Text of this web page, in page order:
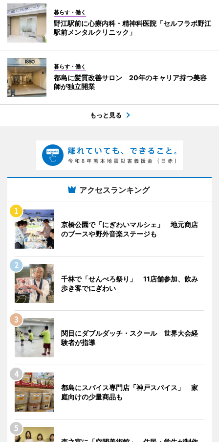
暮らす・働く
野江駅前に心療内科・精神科医院「セルフラボ野江
駅前メンタルクリニック」
暮らす・働く
都島に髪質改善サロン 20年のキャリア持つ美容
師が独立開業
もっと見る
アクセスランキング
京橋公園で「にぎわいマルシェ」 地元商店
のブースや野外音楽ステージも
千林で「せんべろ祭り」 11店舗参加、飲み
歩き客でにぎわい
関目にダブルダッチ・スクール 世界大会経
験者が指導
都島にスパイス専門店「神戸スパイス」 家
庭向けの少量商品も